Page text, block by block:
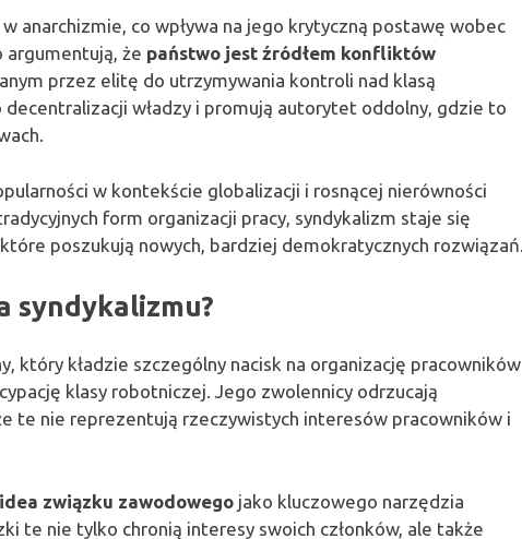
anarchizmie, co wpływa na jego krytyczną postawę wobec
że państwo jest źródłem konfliktów
przez elitę do utrzymywania kontroli nad klasą
władzy i promują autorytet oddolny, gdzie to
w kontekście globalizacji i rosnącej nierówności
form organizacji pracy, syndykalizm staje się
poszukują nowych, bardziej demokratycznych rozwiązań.
syndykalizmu?
który kładzie szczególny nacisk na organizację pracowników
klasy robotniczej. Jego zwolennicy odrzucają
te nie reprezentują rzeczywistych interesów pracowników i
idea związku zawodowego jako kluczowego narzędzia
te nie tylko chronią interesy swoich członków, ale także